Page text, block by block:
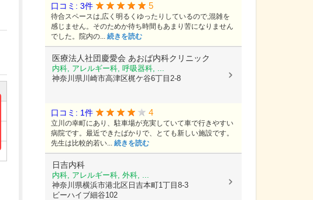
口コミ: 3件 5
待合スペースは,広く明るくゆったりしているので,混雑を
感じません。そのためか待ち時間もあまり苦になりません
でした。院内の... 続きを読む
医療法人社団慶愛会 あおば内科クリニック
内科, アレルギー科, 呼吸器科, ...
神奈川県川崎市高津区梶ケ谷6丁目2-8
口コミ: 1件 4
立川の幸町にあり、駐車場が充実していて車で行きやすい
病院です。最近できたばかりで、とても新しい施設です。
先生は比較的若い... 続きを読む
日吉内科
内科, アレルギー科, 外科, ...
神奈川県横浜市港北区日吉本町1丁目8-3
ビーハイブ細谷102